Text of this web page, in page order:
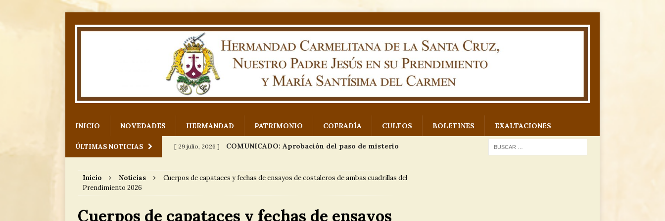
INICIO NOVEDADES HERMANDAD PATRIMONIO COFRADÍA CULTOS BOLETINES EXALTACIONES
ÚLTIMAS NOTICIAS [ 29 julio, 2026 ] COMUNICADO: Aprobación del paso de misterio
Inicio Noticias
Cuerpos de capataces y fechas de ensayos de costaleros de ambas cuadrillas del
Prendimiento 2026
Cuerpos de capataces y fechas de ensayos